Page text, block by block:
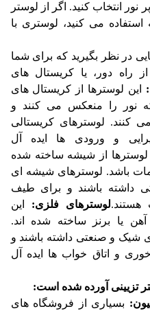
انتخاب کنید. اگر از لوستر
استفاده می کنید، لوستری با
در نظر بگیرید که برای شما
راه دور، یا کریستال های
این لوسترها از کریستال های
نور را منعکس می کنند و
کنند. لوسترهای کریستالی
و ورودی ها ایده آل
لوسترها از شیشه ساخته شده
مات باشد. لوسترهای شیشه ای
داشته باشند و برای طیف
هستند.لوسترهای فلزی: این
آهن یا برنز ساخته شده اند.
شیک و صنعتی داشته باشند و
و اتاق خواب ها ایده آل
تزیینی آورده شده است:
بسیاری از فروشگاه های